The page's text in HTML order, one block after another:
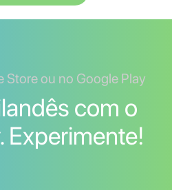
Store ou no Google Play
com o
Experimente!